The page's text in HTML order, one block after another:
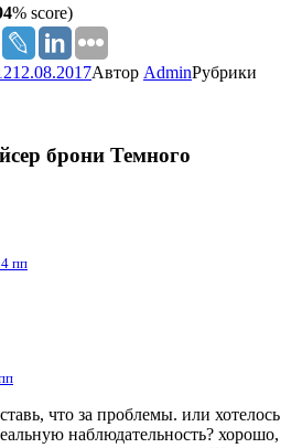
% score)
12.08.2017Автор AdminРубрики
брони Темного
пп
что за проблемы. или хотелось
наблюдательность? хорошо,